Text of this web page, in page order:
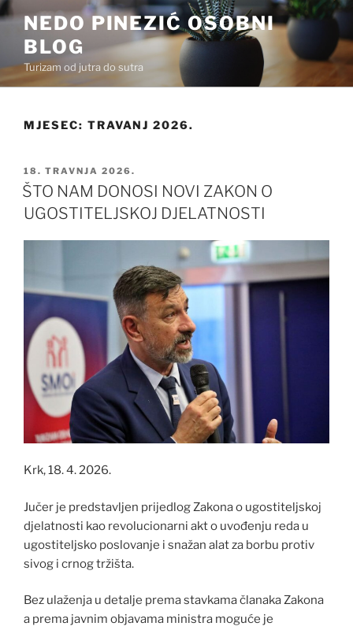
Preskoči
sadržaj
NEDO PINEZIĆ OSOBNI
BLOG
Turizam od jutra do sutra
MJESEC: TRAVANJ 2026.
OBJAVLJENO
18. TRAVNJA 2026.
ŠTO NAM DONOSI NOVI ZAKON O
UGOSTITELJSKOJ DJELATNOSTI
Krk, 18. 4. 2026.
Jučer je predstavljen prijedlog Zakona o ugostiteljskoj
djelatnosti kao revolucionarni akt o uvođenju reda u
ugostiteljsko poslovanje i snažan alat za borbu protiv
sivog i crnog tržišta.
Bez ulaženja u detalje prema stavkama članaka Zakona
a prema javnim objavama ministra moguće je